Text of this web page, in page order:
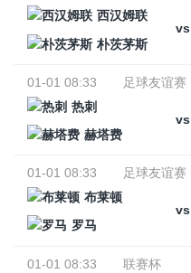
西汉姆联
vs
朴茨茅斯
01-01 08:33
足球友谊赛
热刺
vs
赫塔费
01-01 08:33
足球友谊赛
布莱顿
vs
罗马
01-01 08:33
联赛杯